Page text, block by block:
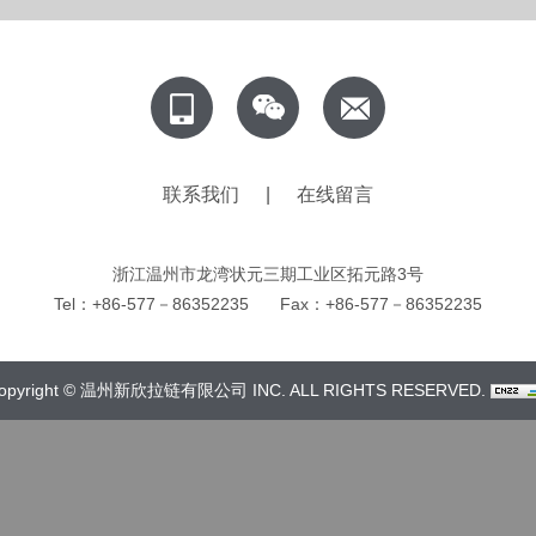
联系我们 在线留言
浙江温州市龙湾状元三期工业区拓元路3号
Tel：+86-577－86352235
Fax：+86-577－86352235
© 温州新欣拉链有限公司 INC. ALL RIGHTS RESERVED.